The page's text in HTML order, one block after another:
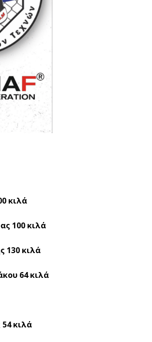
κιλά
100 κιλά
130 κιλά
64 κιλά
κιλά